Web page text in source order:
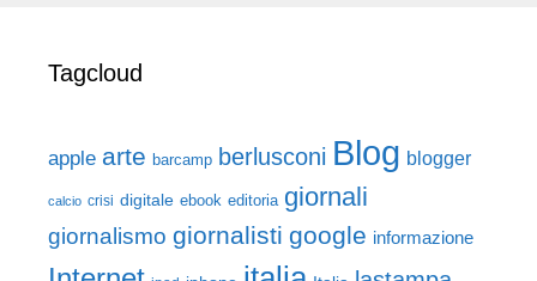
Tagcloud
apple arte barcamp berlusconi Blog blogger
calcio crisi digitale ebook editoria giornali
giornalismo giornalisti google informazione